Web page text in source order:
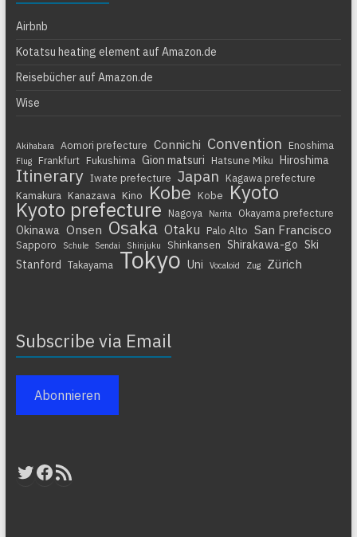
Airbnb
Kotatsu heating element auf Amazon.de
Reisebücher auf Amazon.de
Wise
Akihabara Aomori prefecture Connichi Convention Enoshima
Flug Frankfurt Fukushima Gion matsuri Hatsune Miku Hiroshima
Itinerary Iwate prefecture Japan
Kagawa prefecture
Kamakura Kanazawa Kino Kobe Kobe Kyoto
Kyoto prefecture Nagoya Narita Okayama prefecture
Okinawa Onsen Osaka Otaku Palo Alto San Francisco
Sapporo Schule Sendai Shinjuku Shinkansen Shirakawa-go Ski
Stanford
Takayama Tokyo Uni Vocaloid Zug Zürich
Subscribe via Email
Abonnieren
Twitter
Facebook
RSS-Feed